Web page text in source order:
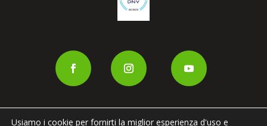
Usiamo i cookie per fornirti la miglior esperienza d'uso e